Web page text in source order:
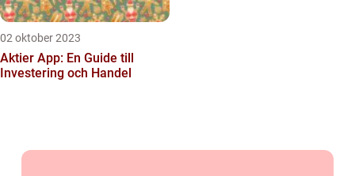
02 oktober 2023
Aktier App: En Guide till
Investering och Handel